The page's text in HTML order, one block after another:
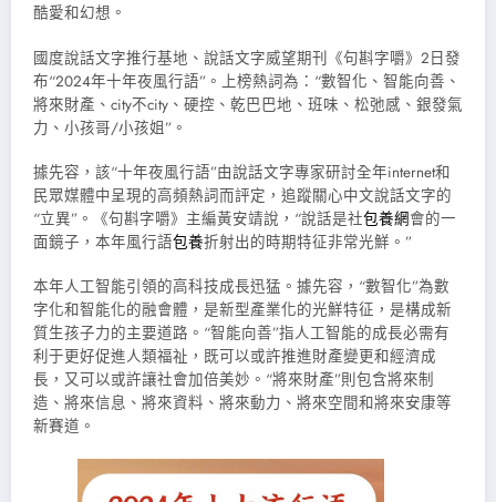
酷愛和幻想。
國度說話文字推行基地、說話文字威望期刊《句斟字嚼》2日發
布“2024年十年夜風行語”。上榜熱詞為：“數智化、智能向善、
將來財產、city不city、硬控、乾巴巴地、班味、松弛感、銀發氣
力、小孩哥/小孩姐”。
據先容，該“十年夜風行語”由說話文字專家研討全年internet和
民眾媒體中呈現的高頻熱詞而評定，追蹤關心中文說話文字的
“立異”。《句斟字嚼》主編黃安靖說，“說話是社包養網會的一
面鏡子，本年風行語包養折射出的時期特征非常光鮮。”
本年人工智能引領的高科技成長迅猛。據先容，“數智化”為數
字化和智能化的融會體，是新型產業化的光鮮特征，是構成新
質生孩子力的主要道路。“智能向善”指人工智能的成長必需有
利于更好促進人類福祉，既可以或許推進財產變更和經濟成
長，又可以或許讓社會加倍美妙。“將來財產”則包含將來制
造、將來信息、將來資料、將來動力、將來空間和將來安康等
新賽道。